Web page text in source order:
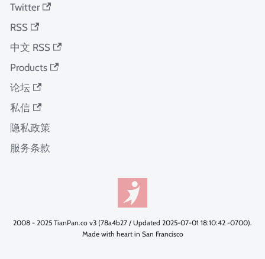
Twitter
RSS
中文 RSS
Products
论坛
私信
隐私政策
服务条款
2008 - 2025 TianPan.co v3 (78a4b27 / Updated 2025-07-01 18:10:42 -0700).
Made with heart in San Francisco